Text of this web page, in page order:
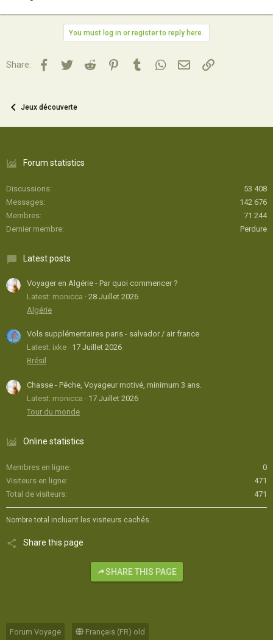
You must log in or register to reply here.
Share: Facebook
TwitterReddit PinterestTumblrWhatsApp
Email Lien
Jeux découverte
Forum statistics
Discussions
53 408
Messages
142 676
Membres
71 244
Dernier membre
Perdure
Latest posts
Voyager en Algérie - Par quoi commencer ?
Latest: monicca
28 Juillet 2026
Algérie
Vols supplémentaires paris - salvador / air france
Latest: ixke
17 Juillet 2026
Brésil
Chasse - Pêche, Voyageur motivé, minimum 3 ans.
Latest: monicca
17 Juillet 2026
Tour du monde
Online statistics
Membres en ligne
0
Visiteurs en ligne
471
Total de visiteurs
471
Nombre total incluant les visiteurs cachés.
Share this page
SHARE THIS PAGE
Forum Voyage Français (FR) old